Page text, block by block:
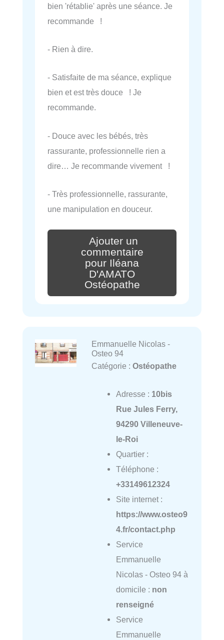
bien 'rétablie' après une séance. Je
recommande !
- Rien à dire.
- Satisfaite de ma séance, explique
bien et est très douce ! Je
recommande.
- Douce avec les bébés, très
rassurante, professionnelle rien a
dire… Je recommande vivement !
- Très professionnelle, rassurante,
une manipulation en douceur.
Ajouter un
commentaire
pour Iléana
D'AMATO
Ostéopathe
Emmanuelle Nicolas -
Osteo 94
Catégorie : Ostéopathe
Adresse : 10bis
Rue Jules Ferry,
94290 Villeneuve-
le-Roi
Quartier :
Téléphone :
+33149612324
Site internet :
https://www.osteo9
4.fr/contact.php
Service
Emmanuelle
Nicolas - Osteo 94 à
domicile : non
renseigné
Service
Emmanuelle